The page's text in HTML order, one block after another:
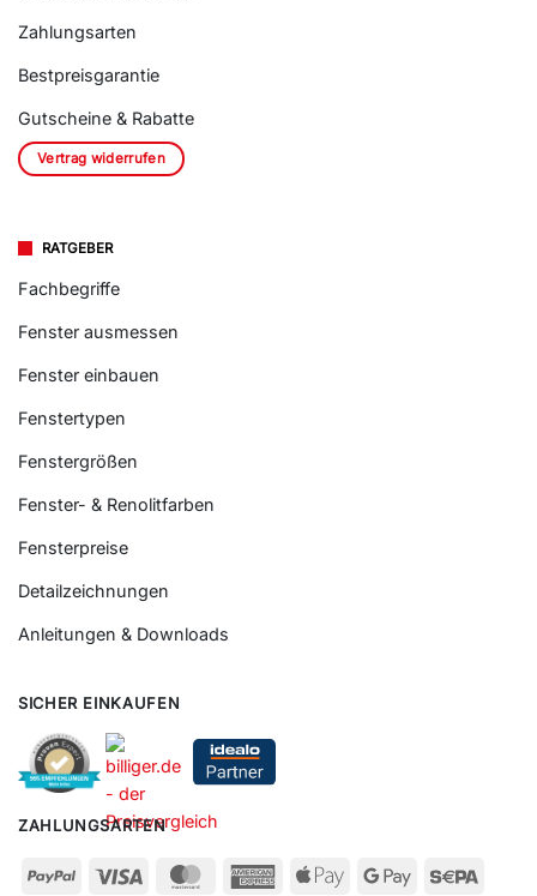
Zahlungsarten
Bestpreisgarantie
Gutscheine & Rabatte
Vertrag widerrufen
RATGEBER
Fachbegriffe
Fenster ausmessen
Fenster einbauen
Fenstertypen
Fenstergrößen
Fenster- & Renolitfarben
Fensterpreise
Detailzeichnungen
Anleitungen & Downloads
SICHER EINKAUFEN
ZAHLUNGSARTEN